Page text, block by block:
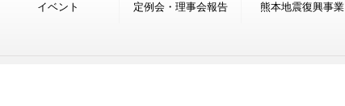
イベント 定例会・理事会報告 熊本地震復興事業